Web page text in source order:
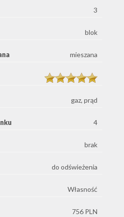
3
blok
mieszana
gaz, prąd
4
brak
do odświeżenia
Własność
756 PLN